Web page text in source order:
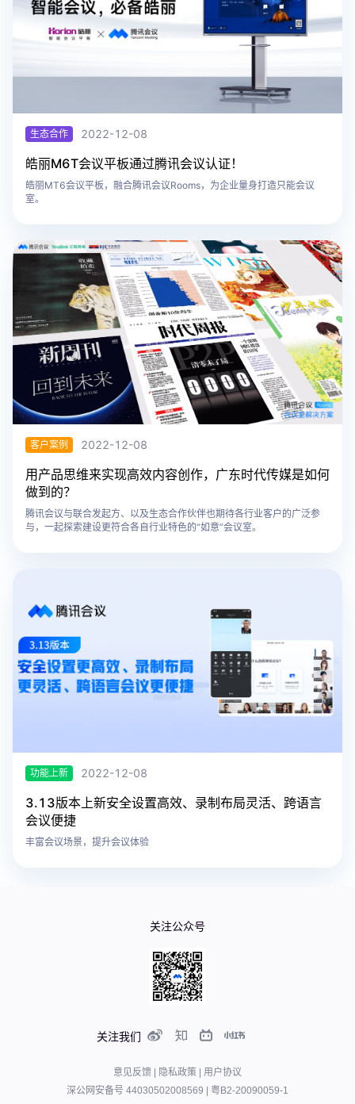
生态合作 2022-12-08
​皓丽M6T会议平板通过腾讯会议认证！
皓丽MT6会议平板，融合腾讯会议Rooms，为企业量身打造只能会议
室。
客户案例 2022-12-08
用产品思维来实现高效内容创作，广东时代传媒是如何
做到的？
腾讯会议与联合发起方、以及生态合作伙伴也期待各行业客户的广泛参
与，一起探索建设更符合各自行业特色的“如意”会议室。
功能上新 2022-12-08
3.13版本上新安全设置高效、录制布局灵活、跨语言
会议便捷
丰富会议场景，提升会议体验
关注我们
关注公众号
意见反馈 | 隐私政策 | 用户协议
深公网安备号 44030502008569 | 粤B2-20090059-1